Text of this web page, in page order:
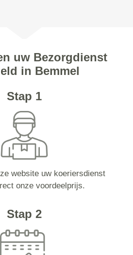
uw Bezorgdienst
in Bemmel
Stap 1
website uw koeriersdienst
onze voordeelprijs.
Stap 2